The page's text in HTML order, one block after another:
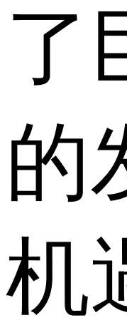
了
的
机